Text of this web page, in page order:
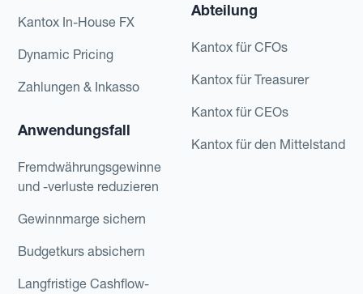
Kantox In-House FX
Dynamic Pricing
Zahlungen & Inkasso
Anwendungsfall
Fremdwährungsgewinne
und -verluste reduzieren
Gewinnmarge sichern
Budgetkurs absichern
Langfristige Cashflow-
Abteilung
Kantox für CFOs
Kantox für Treasurer
Kantox für CEOs
Kantox für den Mittelstand